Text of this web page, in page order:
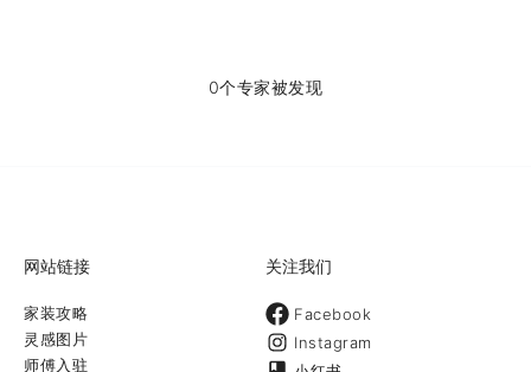
0个专家被发现
网站链接
家装攻略
灵感图片
师傅入驻
关注我们
Facebook
Instagram